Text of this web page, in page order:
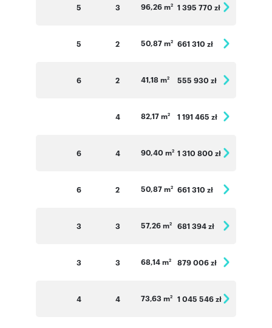
5 3 96,26 m2 1 395 770 zł
5 2 50,87 m2 661 310 zł
6 2 41,18 m2 555 930 zł
4 82,17 m2 1 191 465 zł
6 4 90,40 m2 1 310 800 zł
6 2 50,87 m2 661 310 zł
3 3 57,26 m2 681 394 zł
3 3 68,14 m2 879 006 zł
4 4 73,63 m2 1 045 546 zł